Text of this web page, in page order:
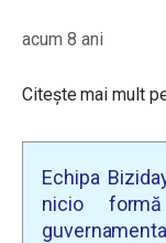
acum 8 ani
Citește mai mult
Echipa
nicio